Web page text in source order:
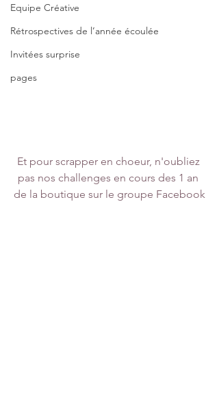
Equipe Créative
Rétrospectives de l’année écoulée
Invitées surprise
pages
Et pour scrapper en choeur, n'oubliez
pas nos challenges en cours des 1 an
de la boutique sur le groupe Facebook